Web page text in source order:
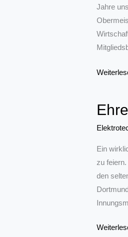
Jahre
Friseur-
Region
zum
1.
Juli
Ein
zu
den
Ehren-